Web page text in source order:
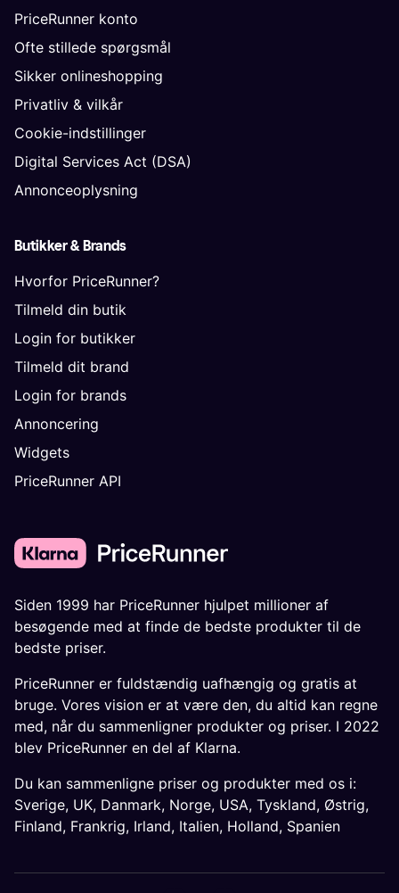
PriceRunner konto
Ofte stillede spørgsmål
Sikker onlineshopping
Privatliv & vilkår
Cookie-indstillinger
Digital Services Act (DSA)
Annonceoplysning
Butikker & Brands
Hvorfor PriceRunner?
Tilmeld din butik
Login for butikker
Tilmeld dit brand
Login for brands
Annoncering
Widgets
PriceRunner API
Siden 1999 har PriceRunner hjulpet millioner af
besøgende med at finde de bedste produkter til de
bedste priser.
PriceRunner er fuldstændig uafhængig og gratis at
bruge. Vores vision er at være den, du altid kan regne
med, når du sammenligner produkter og priser. I 2022
blev PriceRunner en del af Klarna.
Du kan sammenligne priser og produkter med os i:
Sverige, UK, Danmark, Norge, USA, Tyskland, Østrig,
Finland, Frankrig, Irland, Italien, Holland, Spanien